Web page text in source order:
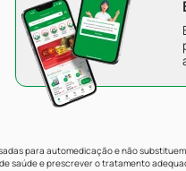
para automedicação e não
saúde e prescrever o tratamento